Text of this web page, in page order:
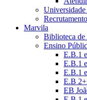
Recrutamento
Marvila
Biblioteca
Ensino
E.B.1
E.B.1
E.B.1
E.B
EB